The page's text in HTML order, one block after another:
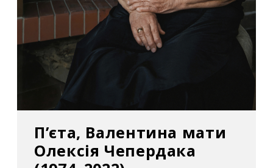
П’єта, Валентина мати
Олексія Чепердака